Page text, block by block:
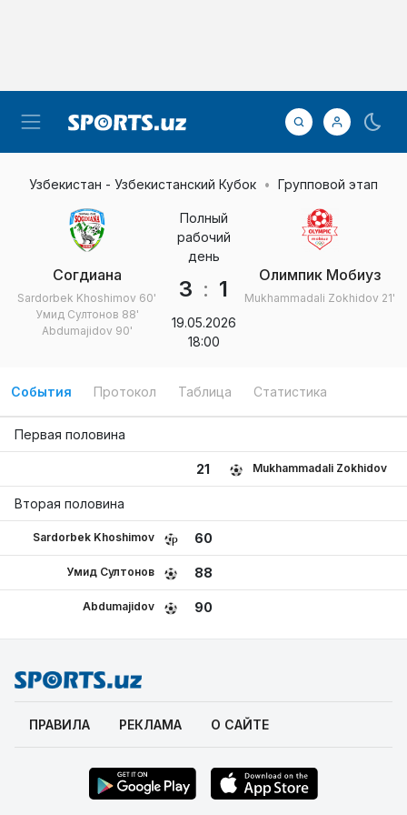
Узбекистан - Узбекистанский Кубок Групповой этап
Согдиана
Sardorbek Khoshimov 60'
Умид Султонов 88'
Abdumajidov 90'
Полный
рабочий
день
3 : 1
19.05.2026
18:00
Олимпик Мобиуз
Mukhammadali Zokhidov 21'
События Протокол Таблица Статистика
Первая половина
21 Mukhammadali Zokhidov
Вторая половина
60
Sardorbek Khoshimov
88
Умид Султонов
90
Abdumajidov
ПРАВИЛА РЕКЛАМА О САЙТЕ